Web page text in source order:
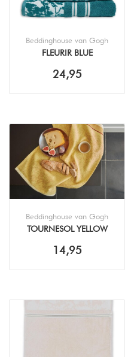
Beddinghouse van Gogh
FLEURIR BLUE
24,95
Beddinghouse van Gogh
TOURNESOL YELLOW
14,95